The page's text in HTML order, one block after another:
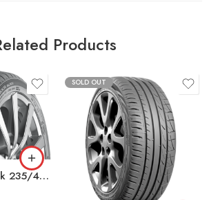
Products
Nokian Hakka Black 235/45 R19 99W XL літня шина
SOLD OUT